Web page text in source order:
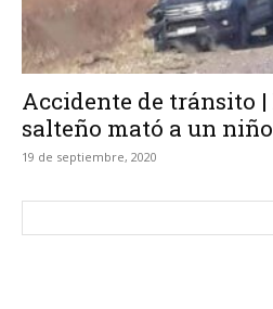
Accidente de tránsito
salteño mató a un niño
19 de septiembre, 2020